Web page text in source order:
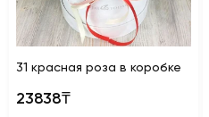
31 красная роза в коробке
23838₸